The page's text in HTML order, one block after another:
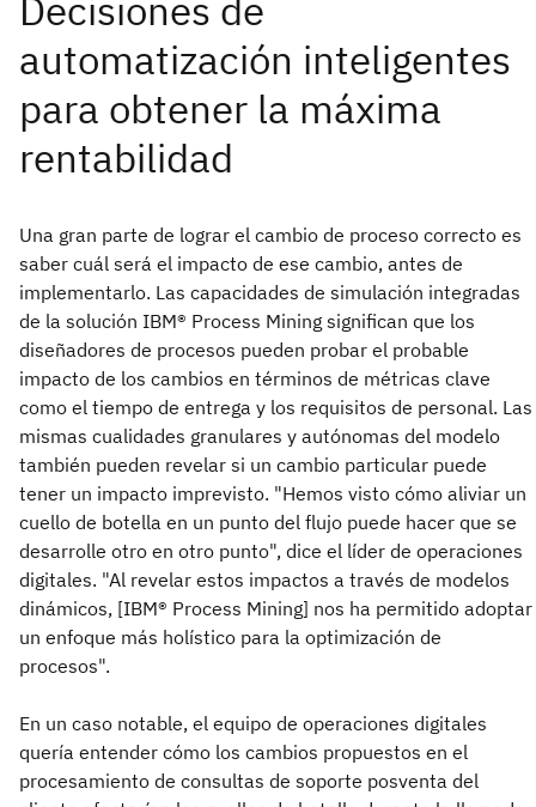
Una gran parte de lograr el cambio de proceso correcto es
saber cuál será el impacto de ese cambio, antes de
implementarlo. Las capacidades de simulación integradas
de la solución IBM® Process Mining significan que los
diseñadores de procesos pueden probar el probable
impacto de los cambios en términos de métricas clave
como el tiempo de entrega y los requisitos de personal. Las
mismas cualidades granulares y autónomas del modelo
también pueden revelar si un cambio particular puede
tener un impacto imprevisto. "Hemos visto cómo aliviar un
cuello de botella en un punto del flujo puede hacer que se
desarrolle otro en otro punto", dice el líder de operaciones
digitales. "Al revelar estos impactos a través de modelos
dinámicos, [IBM® Process Mining] nos ha permitido adoptar
un enfoque más holístico para la optimización de
procesos".
En un caso notable, el equipo de operaciones digitales
quería entender cómo los cambios propuestos en el
procesamiento de consultas de soporte posventa del